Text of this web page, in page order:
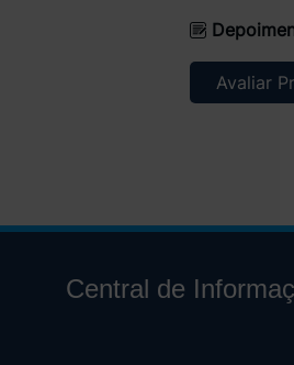
Avaliar
Central de